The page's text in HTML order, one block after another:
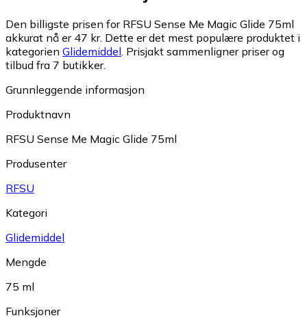
Den billigste prisen for RFSU Sense Me Magic Glide 75ml
akkurat nå er 47 kr. Dette er det mest populære produktet i
kategorien Glidemiddel. Prisjakt sammenligner priser og
tilbud fra 7 butikker.
Grunnleggende informasjon
Produktnavn
RFSU Sense Me Magic Glide 75ml
Produsenter
RFSU
Kategori
Glidemiddel
Mengde
75 ml
Funksjoner